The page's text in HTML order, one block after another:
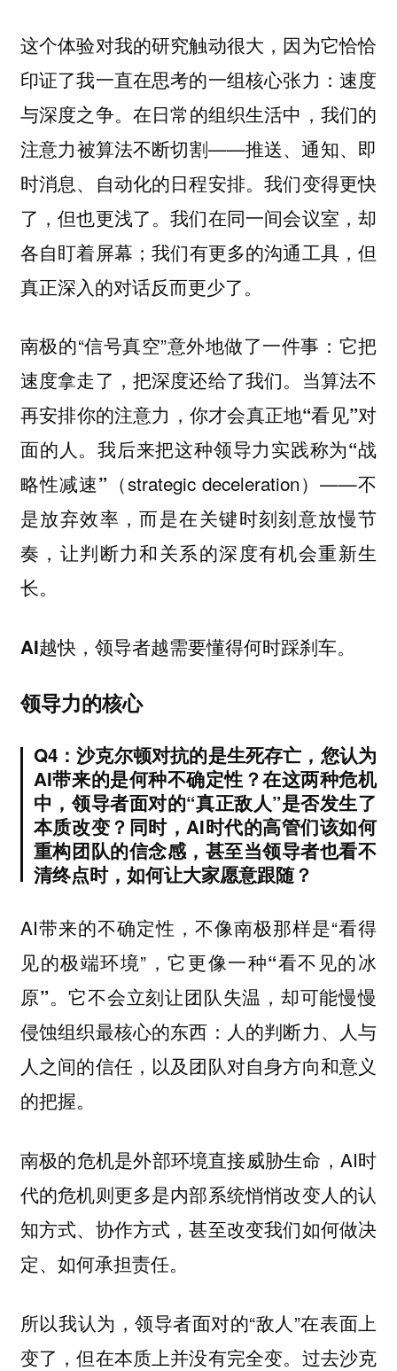
这个体验对我的研究触动很大，因为它恰恰
印证了我一直在思考的一组核心张力： 速度
与深度之争。 在日常的组织生活中，我们的
注意力被算法不断切割——推送、通知、即
时消息、自动化的日程安排。我们变得更快
了，但也更浅了。我们在同一间会议室，却
各自盯着屏幕；我们有更多的沟通工具，但
真正深入的对话反而更少了。
南极的“信号真空”意外地做了一件事：它把
速度拿走了，把深度还给了我们。 当算法不
再安排你的注意力，你才会真正地“看见”对
面的人。我后来把这种领导力实践称为“战
略性减速” （strategic deceleration）——不
是放弃效率，而是在关键时刻刻意放慢节
奏，让判断力和关系的深度有机会重新生
长。
AI越快，领导者越需要懂得何时踩刹车。
领导力的核心
Q4：沙克尔顿对抗的是生死存亡，您认为
AI带来的是何种不确定性？在这两种危机
中，领导者面对的“真正敌人”是否发生了
本质改变？同时，AI时代的高管们该如何
重构团队的信念感，甚至当领导者也看不
清终点时，如何让大家愿意跟随？
AI带来的不确定性，不像南极那样是“看得
见的极端环境”，它更像一种“看不见的冰
原”。它不会立刻让团队失温，却可能慢慢
侵蚀组织最核心的东西： 人的判断力、人与
人之间的信任，以及团队对自身方向和意义
的把握。
南极的危机是外部环境直接威胁生命，AI时
代的危机则更多是内部系统悄悄改变人的认
知方式、协作方式，甚至改变我们如何做决
定、如何承担责任。
所以我认为，领导者面对的“敌人”在表面上
变了，但在本质上并没有完全变。过去沙克